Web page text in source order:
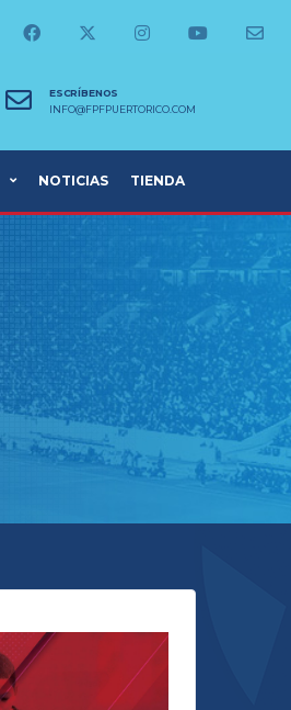
ESCRÍBENOS
INFO@FPFPUERTORICO.COM
NOTICIAS TIENDA